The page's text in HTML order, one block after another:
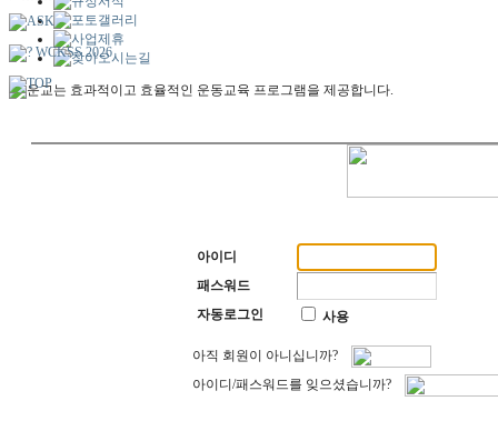
아이디
패스워드
자동로그인
사용
아직 회원이 아니십니까?
아이디/패스워드를 잊으셨습니까?